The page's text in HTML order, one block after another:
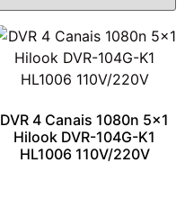
DVR 4 Canais 1080n 5×1
Hilook DVR-104G-K1
HL1006 110V/220V